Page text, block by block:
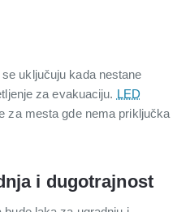
uključuju kada nestane
za evakuaciju. LED
za mesta gde nema priključka
i dugotrajnost